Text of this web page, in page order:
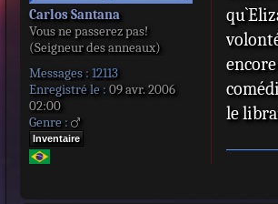
Carlos Santana
Vous ne passerez pas!
(Seigneur des anneaux)
Messages : 12113
Enregistré le : 09 avr. 2006
02:00
Genre :
Inventaire
le